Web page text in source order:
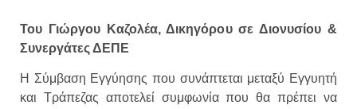
Του Γιώργου Καζολέα, Δικηγόρου σε Διονυσίου &
Συνεργάτες ΔΕΠΕ
Η Σύμβαση Εγγύησης που συνάπτεται μεταξύ Εγγυητή
και Τράπεζας αποτελεί συμφωνία που θα πρέπει να